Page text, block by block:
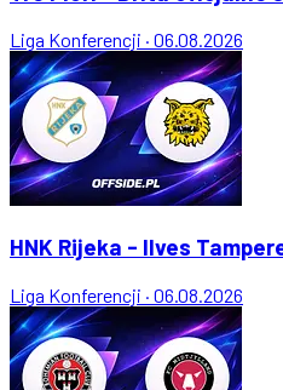
Liga Konferencji · 06.08.2026
HNK Rijeka - Ilves
Liga Konferencji · 06.08.2026